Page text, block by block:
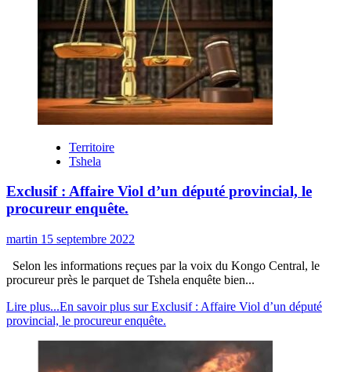
Territoire
Tshela
Exclusif : Affaire Viol d’un député provincial, le
procureur enquête.
martin 15 septembre 2022
Selon les informations reçues par la voix du Kongo Central, le
procureur près le parquet de Tshela enquête bien...
Lire plus...En savoir plus sur Exclusif : Affaire Viol d’un député
provincial, le procureur enquête.